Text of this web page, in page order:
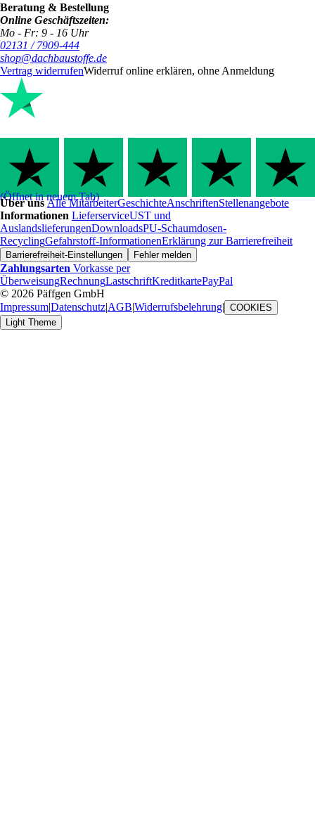
Beratung & Bestellung
Online Geschäftszeiten:
Mo - Fr: 9 - 16 Uhr
02131 / 7909-444
shop@dachbaustoffe.de
Vertrag widerrufenWiderruf online erklären, ohne Anmeldung
(Öffnet in neuem Tab)
Über unsAlle MitarbeiterGeschichteAnschriftenStellenangebote
Informationen LieferserviceUST und
AuslandslieferungenDownloadsPU-Schaumdosen-
RecyclingGefahrstoff-InformationenErklärung zur Barrierefreiheit
Barrierefreiheit-Einstellungen Fehler melden
Zahlungsarten Vorkasse per
ÜberweisungRechnungLastschriftKreditkartePayPal
© 2026 Päffgen GmbH
Impressum|Datenschutz|AGB|Widerrufsbelehrung| COOKIES
Light Theme